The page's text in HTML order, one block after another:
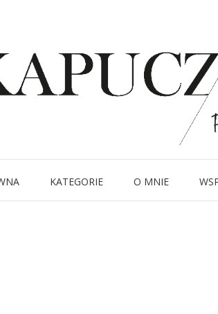
KATEGORIE O MNIE
IMG_8253
Written byKapuczina in